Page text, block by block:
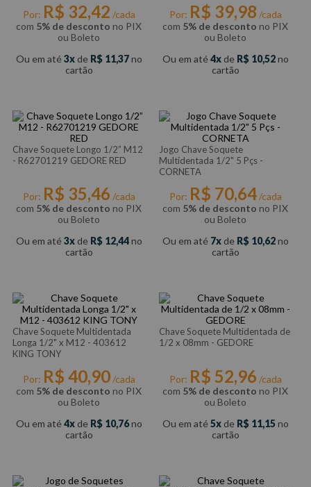
Por: R$ 32,42 /cada
com 5% de desconto no PIX
ou Boleto
Ou em até 3 de R$ 11,37no
cartão
Por: R$ 39,98 /cada
com 5% de desconto no PIX
ou Boleto
Ou em até 4 de R$ 10,52no
cartão
Chave Soquete Longo 1/2” M12
- R62701219 GEDORE RED
Por: R$ 35,46 /cada
com 5% de desconto no PIX
ou Boleto
Ou em até 3 de R$ 12,44no
cartão
Jogo Chave Soquete
Multidentada 1/2" 5 Pçs -
CORNETA
Por: R$ 70,64/cada
com 5% de desconto no PIX
ou Boleto
Ou em até 7 de R$ 10,62no
cartão
Chave Soquete Multidentada
Longa 1/2" x M12 - 403612
KING TONY
Por: R$ 40,90/cada
com 5% de desconto no PIX
ou Boleto
Ou em até 4 de R$ 10,76no
cartão
Chave Soquete Multidentada de
1/2 x 08mm - GEDORE
Por: R$ 52,96 /cada
com 5% de desconto no PIX
ou Boleto
Ou em até 5 de R$ 11,15no
cartão